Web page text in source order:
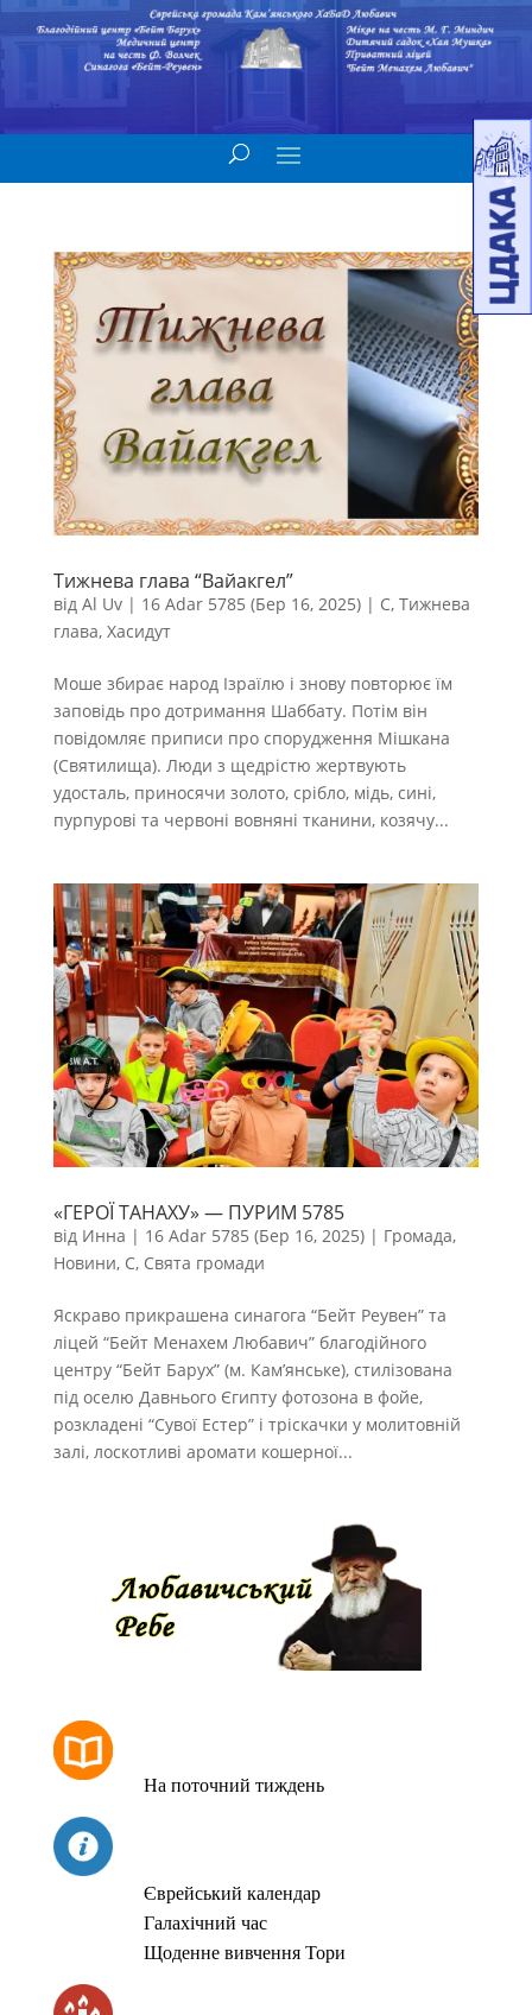
Тижнева глава “Вайакгел”
від Al Uv| 16 Adar 5785 (Бер 16, 2025)| С, Тижнева
глава, Хасидут
Моше збирає народ Ізраїлю і знову повторює їм
заповідь про дотримання Шаббату. Потім він
повідомляє приписи про спорудження Мішкана
(Святилища). Люди з щедрістю жертвують
удосталь, приносячи золото, срібло, мідь, сині,
пурпурові та червоні вовняні тканини, козячу...
«ГЕРОЇ ТАНАХУ» — ПУРИМ 5785
від Инна | 16 Adar 5785 (Бер 16, 2025)| Громада,
Новини, С, Свята громади
Яскраво прикрашена синагога “Бейт Реувен” та
ліцей “Бейт Менахем Любавич” благодійного
центру “Бейт Барух” (м. Кам’янське), стилізована
під оселю Давнього Єгипту фотозона в фойе,
розкладені “Сувої Естер” і тріскачки у молитовній
залі, лоскотливі аромати кошерної...
На поточний тиждень
Єврейський календар
Галахічний час
Щоденне вивчення Тори